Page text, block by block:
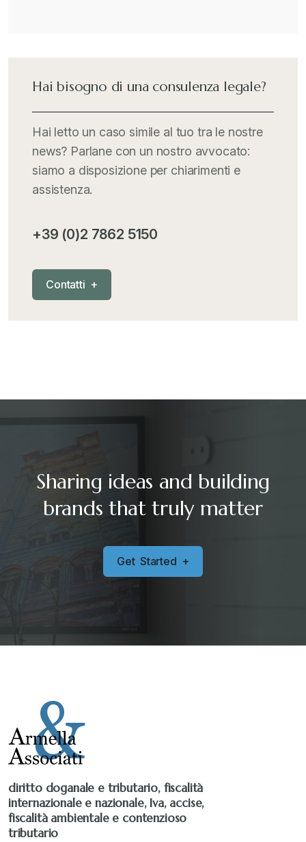
Hai bisogno di una consulenza legale?
Hai letto un caso simile al tuo tra le nostre
news? Parlane con un nostro avvocato:
siamo a disposizione per chiarimenti e
assistenza.
+39 (0)2 7862 5150
Contatti +
Sharing ideas and building
brands that truly matter
Get Started +
diritto doganale e tributario, fiscalità
internazionale e nazionale, Iva, accise,
fiscalità ambientale e contenzioso
tributario